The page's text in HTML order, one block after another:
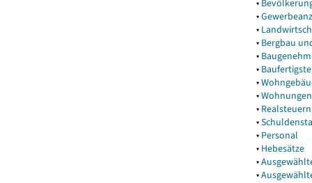
▾
▾
▾
▾ Bergbau
▾
▾
▾
▾Wohnungen
▾ Realsteuern
▾
▾ Personal
▾ Hebesätze
▾
▾